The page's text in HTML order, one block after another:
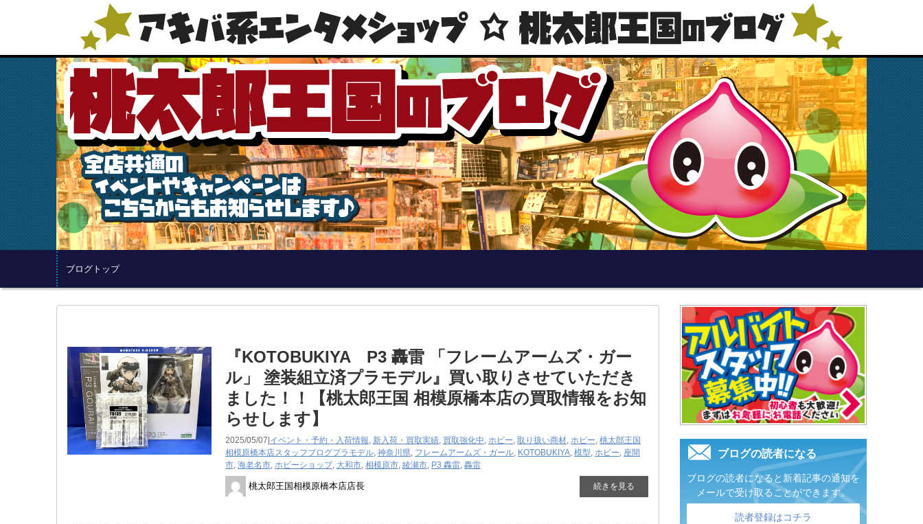
ブログトップ
『KOTOBUKIYA P3 轟雷 「フレームアームズ・ガー
ル」 塗装組立済プラモデル』買い取りさせていただき
ました！！【桃太郎王国 相模原橋本店の買取情報をお知
らせします】
2025/05/07| イベント・予約・入荷情報, 新入荷・買取実績, 買取強化中, ホビー, 取り扱い商材, ホビー, 桃太郎王国
相模原橋本店スタッフブログプラモデル, 神奈川県, フレームアームズ・ガール, KOTOBUKIYA, 模型, ホビー, 座間
市, 海老名市, ホビーショップ, 大和市, 相模原市, 綾瀬市, P3 轟雷, 轟雷
桃太郎王国相模原橋本店店長 続きを見る
ブログの読者になる
ブログの読者になると新着記事の通知を
メールで受け取ることができます。
読者登録はコチラ